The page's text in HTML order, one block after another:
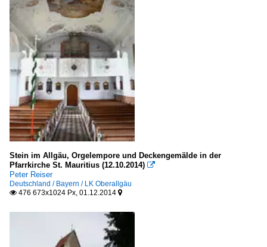
Stein im Allgäu, Orgelempore und Deckengemälde in der
Pfarrkirche St. Mauritius (12.10.2014) 
Peter Reiser
Deutschland / Bayern / LK Oberallgäu
 476 673x1024 Px, 01.12.2014 